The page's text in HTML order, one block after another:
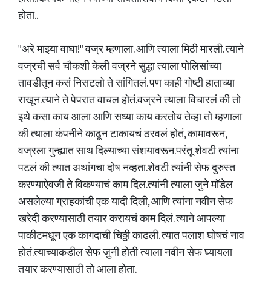
होता..
"अरे माझ्या वाघा!" वज्र म्हणाला. आणि त्याला मिठी मारली. त्याने
वज्रची सर्व चौकशी केली वज्रने सुद्धा त्याला पोलिसांच्या
तावडीतून कसं निसटलो ते सांगितलं. पण काही गोष्टी हाताच्या
राखून.त्याने ते पेपरात वाचल होतं.वज्रने त्याला विचारलं की तो
इथे कसा काय आला आणि सध्या काय करतोय तेव्हा तो म्हणाला
की त्याला कंपनीने काढून टाकायचं ठरवलं होतं, कामावरून,
वज्रला गुन्ह्यात साथ दिल्याच्या संशयावरून.परंतू शेवटी त्यांना
पटलं की त्यात अथांगचा दोष नव्हता.शेवटी त्यांनी सेफ दुरुस्त
करण्याऐवजी ते विकण्याचं काम दिल.त्यांनी त्याला जुने मॉडेल
असलेल्या ग्राहकांची एक यादी दिली, आणि त्यांना नवीन सेफ
खरेदी करण्यासाठी तयार करायचं काम दिलं. त्याने आपल्या
पाकीटमधून एक कागदाची चिठ्ठी काढली. त्यात पलाश घोषचं नाव
होतं.त्याच्याकडील सेफ जुनी होती त्याला नवीन सेफ घ्यायला
तयार करण्यासाठी तो आला होता.